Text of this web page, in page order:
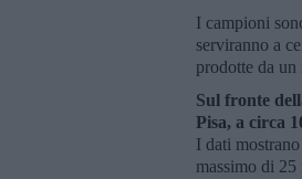
I campioni
serviranno a
prodotte da un
Sul fronte
Pisa, a circa
I dati
massimo di